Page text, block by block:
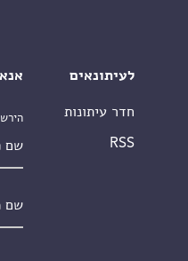
לעיתונאים
חדר עיתונות
RSS